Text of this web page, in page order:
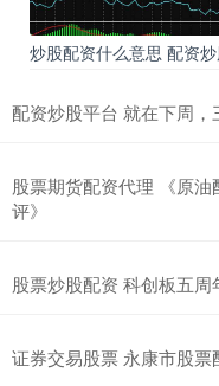
炒股配资什么意思 配资
配资炒股平台 就在下周，
股票期货配资代理 《原
评》
股票炒股配资 科创板五周
证券交易股票 永康市股